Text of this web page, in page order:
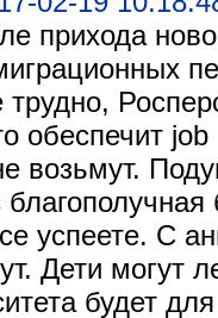
прихода
обеспечит
возьмут.
успеете. С
Дети могут
будет